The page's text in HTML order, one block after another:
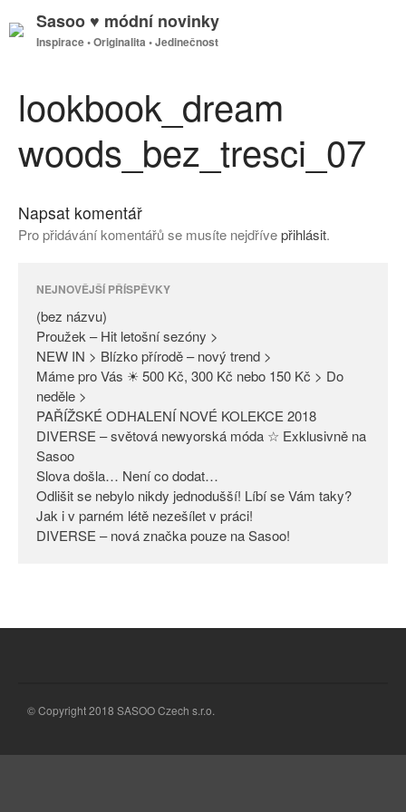
(bez názvu)
trend >
KOLEKCE 2018
DIVERSE – světová newyorská
móda ☆ Exklusivně na Sasoo
Odlišit se nebylo nikdy
práci!
DIVERSE – nová značka pouze
na Sasoo!
Sasoo ♥ módní novinky
Inspirace • Originalita • Jedinečnost
lookbook_dream
woods_bez_tresci_07
Napsat komentář
Pro přidávání komentářů se musíte nejdřívepřihlásit.
NEJNOVĚJŠÍ PŘÍSPĚVKY
(bez názvu)
Proužek – Hit letošní sezóny >
NEW IN > Blízko přírodě – nový trend >
Máme pro Vás ☀ 500 Kč, 300 Kč nebo 150 Kč > Do
neděle >
PAŘÍŽSKÉ ODHALENÍ NOVÉ KOLEKCE 2018
DIVERSE – světová newyorská móda ☆ Exklusivně na
Sasoo
Slova došla… Není co dodat…
Odlišit se nebylo nikdy jednodušší! Líbí se Vám taky?
Jak i v parném létě nezešílet v práci!
DIVERSE – nová značka pouze na Sasoo!
© Copyright 2018 SASOO Czech s.r.o.